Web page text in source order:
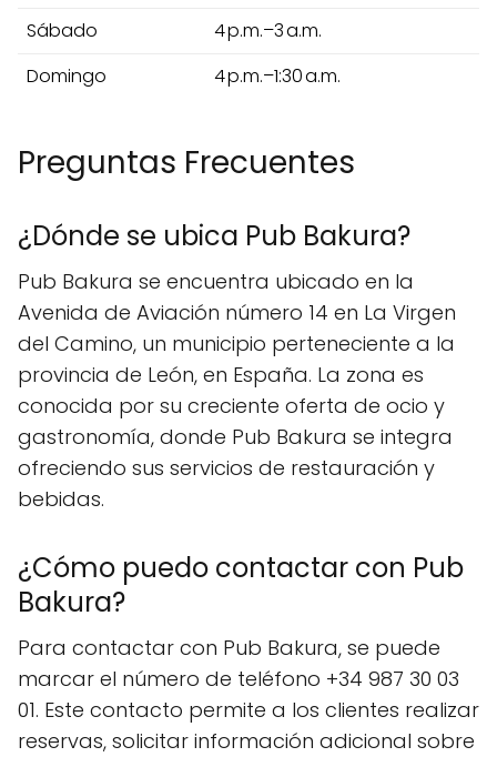
Sábado
4 p.m.–3 a.m.
Domingo
4 p.m.–1:30 a.m.
Preguntas Frecuentes
¿Dónde se ubica Pub Bakura?
Pub Bakura se encuentra ubicado en la
Avenida de Aviación número 14 en La Virgen
del Camino, un municipio perteneciente a la
provincia de León, en España. La zona es
conocida por su creciente oferta de ocio y
gastronomía, donde Pub Bakura se integra
ofreciendo sus servicios de restauración y
bebidas.
¿Cómo puedo contactar con Pub
Bakura?
Para contactar con Pub Bakura, se puede
marcar el número de teléfono +34 987 30 03
01. Este contacto permite a los clientes realizar
reservas, solicitar información adicional sobre